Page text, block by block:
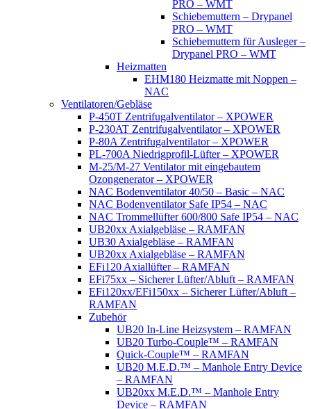
PRO – WMT
Schiebemuttern – Drypanel
PRO – WMT
Schiebemuttern für Ausleger –
Drypanel PRO – WMT
Heizmatten
EHM180 Heizmatte mit Noppen –
NAC
Ventilatoren/Gebläse
P-450T Zentrifugalventilator – XPOWER
P-230AT Zentrifugalventilator – XPOWER
P-80A Zentrifugalventilator – XPOWER
PL-700A Niedrigprofil-Lüfter – XPOWER
M-25/M-27 Ventilator mit eingebautem
Ozongenerator – XPOWER
NAC Bodenventilator 40/50 – Basic – NAC
NAC Bodenventilator Safe IP54 – NAC
NAC Trommellüfter 600/800 Safe IP54 – NAC
UB20xx Axialgebläse – RAMFAN
UB30 Axialgebläse – RAMFAN
UB20xx Axialgebläse – RAMFAN
EFi120 Axiallüfter – RAMFAN
EFi75xx – Sicherer Lüfter/Abluft – RAMFAN
EFi120xx/EFi150xx – Sicherer Lüfter/Abluft –
RAMFAN
Zubehör
UB20 In-Line Heizsystem – RAMFAN
UB20 Turbo-Couple™ – RAMFAN
Quick-Couple™ – RAMFAN
UB20 M.E.D.™ – Manhole Entry Device
– RAMFAN
UB20xx M.E.D.™ – Manhole Entry
Device – RAMFAN